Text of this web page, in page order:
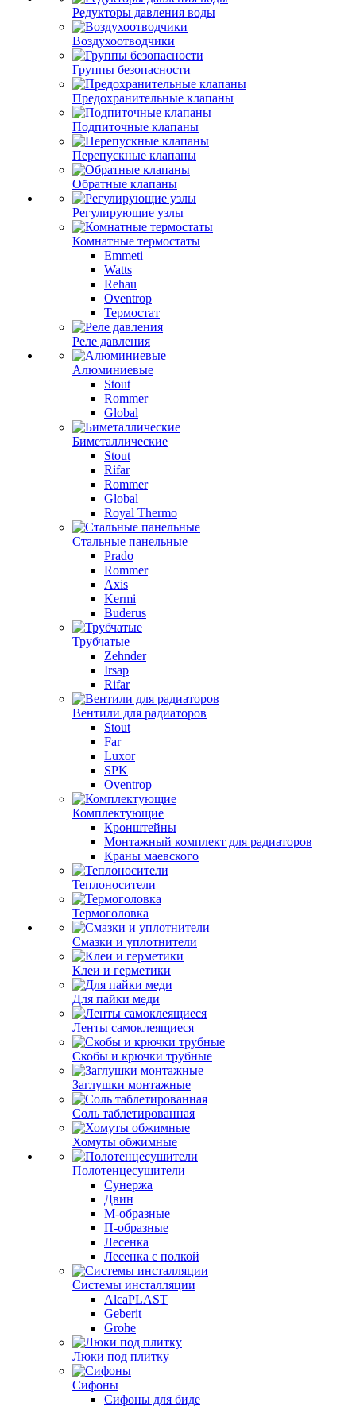
Редукторы давления воды
Воздухоотводчики
Группы безопасности
Предохранительные клапаны
Подпиточные клапаны
Перепускные клапаны
Обратные клапаны
Регулирующие узлы
Комнатные термостаты
Emmeti
Watts
Rehau
Oventrop
Термостат
Реле давления
Алюминиевые
Stout
Rommer
Global
Биметаллические
Stout
Rifar
Rommer
Global
Royal Thermo
Стальные панельные
Prado
Rommer
Axis
Kermi
Buderus
Трубчатые
Zehnder
Irsap
Rifar
Вентили для радиаторов
Stout
Far
Luxor
SPK
Oventrop
Комплектующие
Кронштейны
Монтажный комплект для радиаторов
Краны маевского
Теплоносители
Термоголовка
Смазки и уплотнители
Клеи и герметики
Для пайки меди
Ленты самоклеящиеся
Скобы и крючки трубные
Заглушки монтажные
Соль таблетированная
Хомуты обжимные
Полотенцесушители
Сунержа
Двин
М-образные
П-образные
Лесенка
Лесенка с полкой
Системы инсталляции
AlcaPLAST
Geberit
Grohe
Люки под плитку
Сифоны
Сифoны для биде